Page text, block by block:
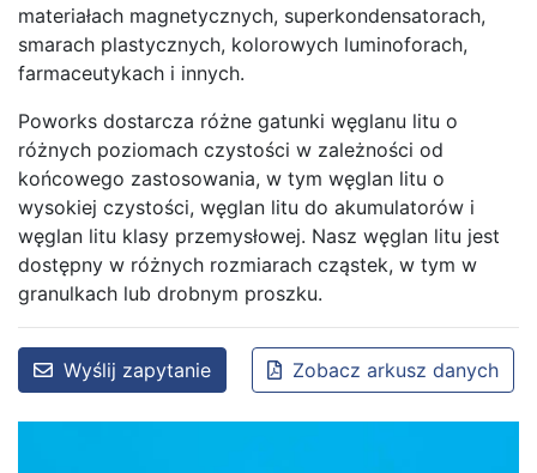
materiałach magnetycznych, superkondensatorach,
smarach plastycznych, kolorowych luminoforach,
farmaceutykach i innych.
Poworks dostarcza różne gatunki węglanu litu o
różnych poziomach czystości w zależności od
końcowego zastosowania, w tym węglan litu o
wysokiej czystości, węglan litu do akumulatorów i
węglan litu klasy przemysłowej. Nasz węglan litu jest
dostępny w różnych rozmiarach cząstek, w tym w
granulkach lub drobnym proszku.
Wyślij zapytanie Zobacz arkusz danych